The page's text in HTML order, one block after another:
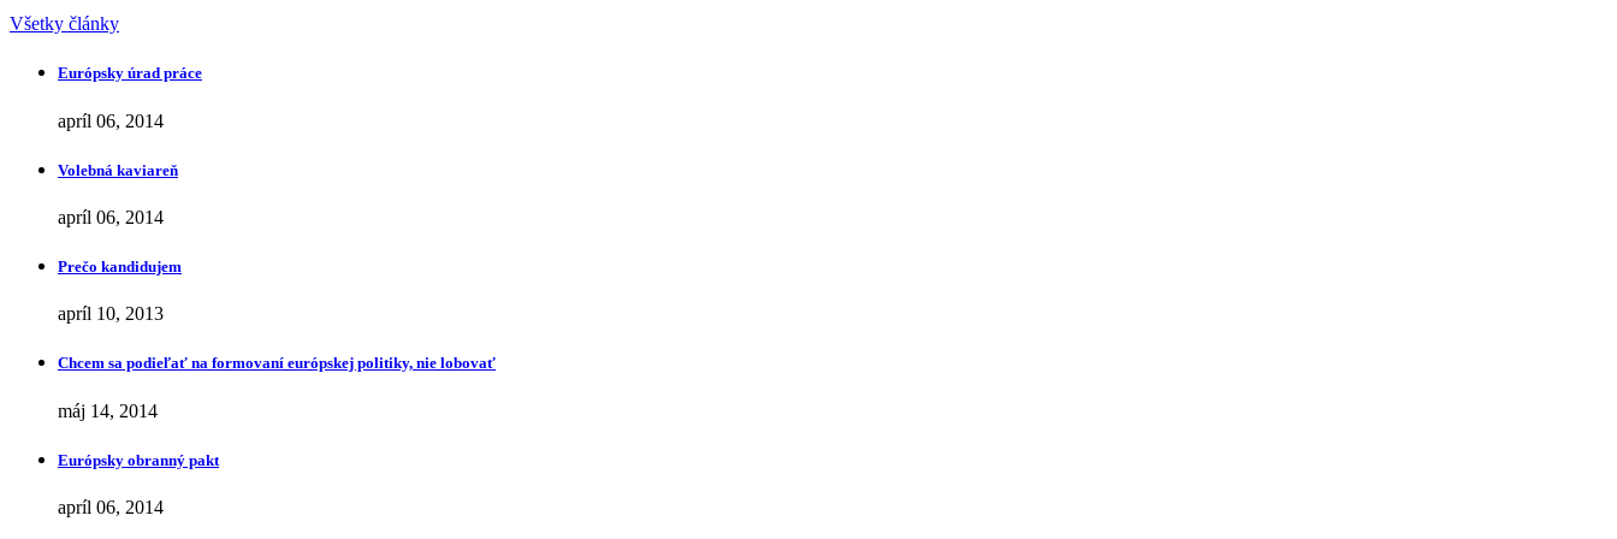
Všetky články
Európsky úrad práce
apríl 06, 2014
Volebná kaviareň
apríl 06, 2014
Prečo kandidujem
apríl 10, 2013
Chcem sa podieľať na formovaní európskej politiky, nie lobovať
máj 14, 2014
Európsky obranný pakt
apríl 06, 2014